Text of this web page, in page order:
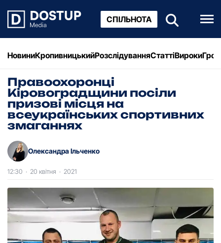
СПІЛЬНОТА
НовиниКропивницькийРозслідуванняСтаттіВироки
Правоохоронці
Кіровоградщини посіли
призові місця на
всеукраїнських спортивних
змаганнях
Олександра Ільченко
12:30 · 20 квітня · 2021